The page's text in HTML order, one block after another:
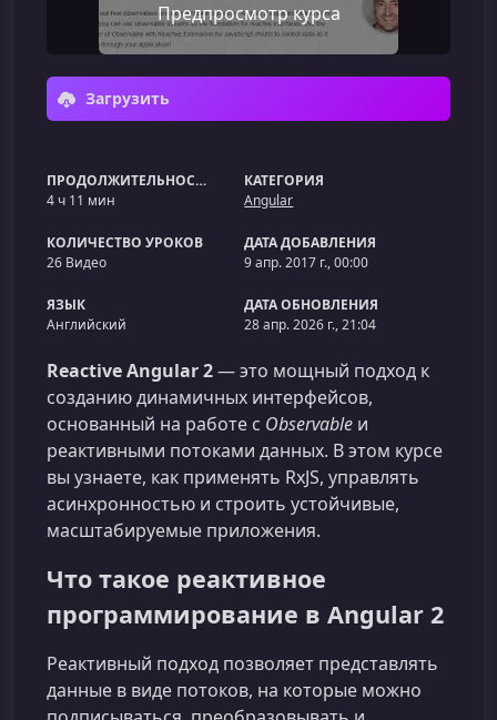
Предпросмотр курса
Загрузить
ПРОДОЛЖИТЕЛЬНОСТЬ
4 ч 11 мин
КАТЕГОРИЯ
Angular
КОЛИЧЕСТВО УРОКОВ
26 Видео
ДАТА ДОБАВЛЕНИЯ
9 апр. 2017 г., 00:00
ЯЗЫК
Английский
ДАТА ОБНОВЛЕНИЯ
28 апр. 2026 г., 21:04
Reactive Angular 2— это мощный подход к
созданию динамичных интерфейсов,
основанный на работе с Observable и
реактивными потоками данных. В этом курсе
вы узнаете, как применять RxJS, управлять
асинхронностью и строить устойчивые,
масштабируемые приложения.
Что такое реактивное
программирование в Angular 2
Реактивный подход позволяет представлять
данные в виде потоков, на которые можно